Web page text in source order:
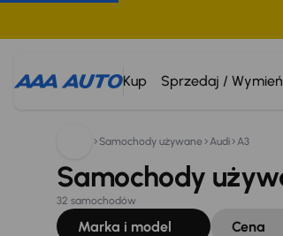
Kup Sprzedaj / Wymień
Szukam: Anuluj wszystko
Samochody używane Audi A3
Samochody
32 samochodów
Marka i model Cena